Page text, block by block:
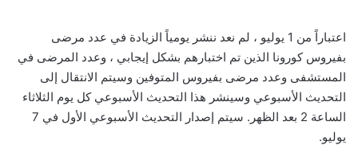
اعتباراً من 1 يوليو ، لم نعد ننشر يومياً الزيادة في عدد مرضى
بفيروس كورونا الذين تم اختبارهم بشكل إيجابي ، وعدد المرضى في
المستشفى وعدد مرضى بفيروس المتوفين وسيتم الانتقال إلى
التحديث الأسبوعي وسينشر هذا التحديث الأسبوعي كل يوم الثلاثاء
الساعة 2 بعد الظهر. سيتم إصدار التحديث الأسبوعي الأول في 7
يوليو.